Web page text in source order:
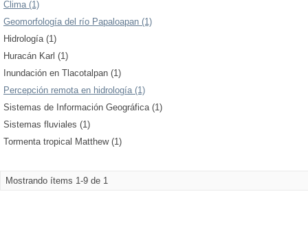
Clima (1)
Geomorfología del río Papaloapan (1)
Hidrología (1)
Huracán Karl (1)
Inundación en Tlacotalpan (1)
Percepción remota en hidrología (1)
Sistemas de Información Geográfica (1)
Sistemas fluviales (1)
Tormenta tropical Matthew (1)
Mostrando ítems 1-9 de 1